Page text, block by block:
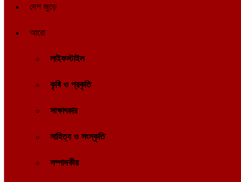
দেশ জুড়ে
আরো
লাইফস্টাইল
কৃষি ও প্রকৃতি
সাক্ষাৎকার
সাহিত্য ও সংস্কৃতি
সম্পাদকীয়